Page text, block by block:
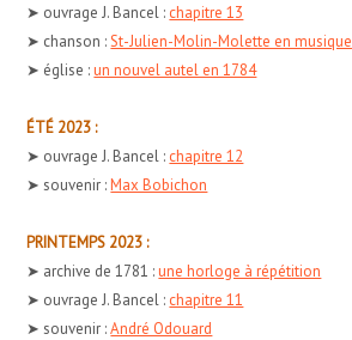
➤ ouvrage J. Bancel : chapitre 13
➤ chanson :St-Julien-Molin-Molette en musique
➤ église :un nouvel autel en 1784
ÉTÉ 2023 :
➤ ouvrage J. Bancel : chapitre 12
➤ souvenir :Max Bobichon
PRINTEMPS 2023 :
➤ archive de 1781 :une horloge à répétition
➤ ouvrage J. Bancel : chapitre 11
➤ souvenir :André Odouard